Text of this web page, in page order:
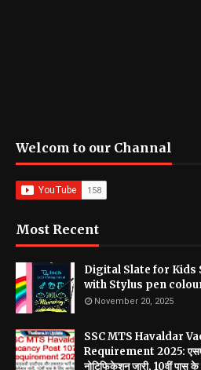
Welcom to our Channal
Most Recent
Digital Slate for Kids
with Stylus pen
November 20, 2025
SSC MTS Havaldar
Requirement 2025:
नोटिफिकेशन जारी, 10वीं पास